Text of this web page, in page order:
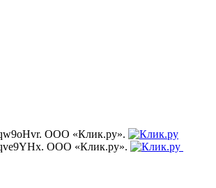
ООО «Клик.ру».
ООО «Клик.ру».